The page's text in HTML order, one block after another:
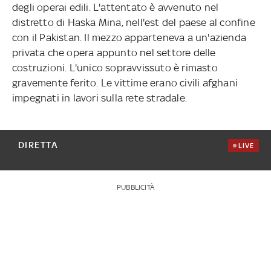
degli operai edili. L'attentato è avvenuto nel
distretto di Haska Mina, nell'est del paese al confine
con il Pakistan. Il mezzo apparteneva a un'azienda
privata che opera appunto nel settore delle
costruzioni. L'unico sopravvissuto è rimasto
gravemente ferito. Le vittime erano civili afghani
impegnati in lavori sulla rete stradale.
DIRETTA LIVE
PUBBLICITÀ